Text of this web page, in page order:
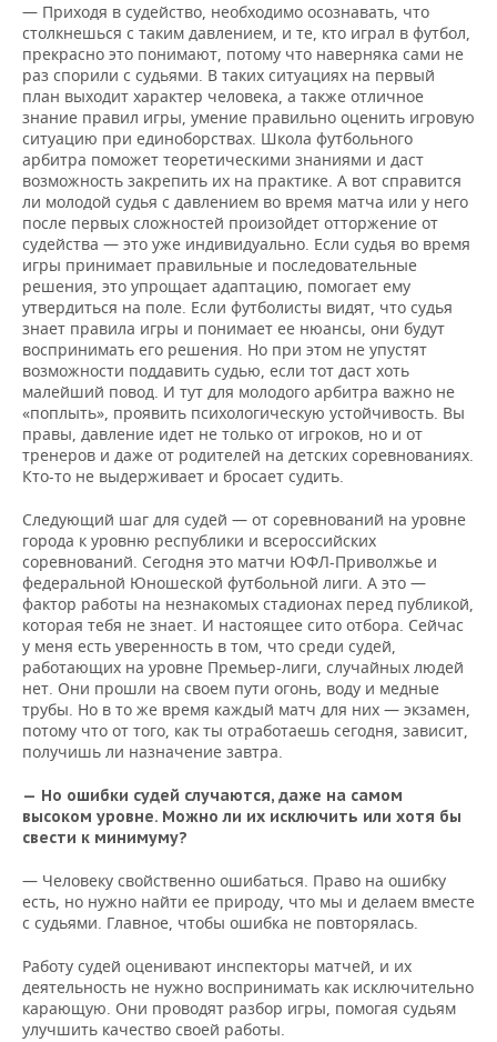
— Приходя в судейство, необходимо осознавать, что
столкнешься с таким давлением, и те, кто играл в футбол,
прекрасно это понимают, потому что наверняка сами не
раз спорили с судьями. В таких ситуациях на первый
план выходит характер человека, а также отличное
знание правил игры, умение правильно оценить игровую
ситуацию при единоборствах. Школа футбольного
арбитра поможет теоретическими знаниями и даст
возможность закрепить их на практике. А вот справится
ли молодой судья с давлением во время матча или у него
после первых сложностей произойдет отторжение от
судейства — это уже индивидуально. Если судья во время
игры принимает правильные и последовательные
решения, это упрощает адаптацию, помогает ему
утвердиться на поле. Если футболисты видят, что судья
знает правила игры и понимает ее нюансы, они будут
воспринимать его решения. Но при этом не упустят
возможности поддавить судью, если тот даст хоть
малейший повод. И тут для молодого арбитра важно не
«поплыть», проявить психологическую устойчивость. Вы
правы, давление идет не только от игроков, но и от
тренеров и даже от родителей на детских соревнованиях.
Кто-то не выдерживает и бросает судить.
Следующий шаг для судей — от соревнований на уровне
города к уровню республики и всероссийских
соревнований. Сегодня это матчи ЮФЛ-Приволжье и
федеральной Юношеской футбольной лиги. А это —
фактор работы на незнакомых стадионах перед публикой,
которая тебя не знает. И настоящее сито отбора. Сейчас
у меня есть уверенность в том, что среди судей,
работающих на уровне Премьер-лиги, случайных людей
нет. Они прошли на своем пути огонь, воду и медные
трубы. Но в то же время каждый матч для них — экзамен,
потому что от того, как ты отработаешь сегодня, зависит,
получишь ли назначение завтра.
— Но ошибки судей случаются, даже на самом
высоком уровне. Можно ли их исключить или хотя бы
свести к минимуму?
— Человеку свойственно ошибаться. Право на ошибку
есть, но нужно найти ее природу, что мы и делаем вместе
с судьями. Главное, чтобы ошибка не повторялась.
Работу судей оценивают инспекторы матчей, и их
деятельность не нужно воспринимать как исключительно
карающую. Они проводят разбор игры, помогая судьям
улучшить качество своей работы.